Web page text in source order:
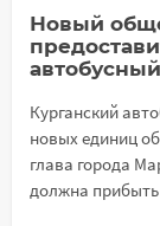
Новый
Курганский
новых единиц
глава города
должна прибыть